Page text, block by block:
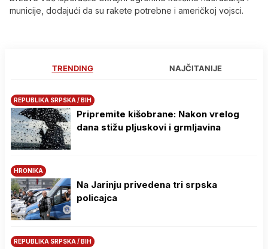
municije, dodajući da su rakete potrebne i američkoj vojsci.
TRENDING NAJČITANIJE
REPUBLIKA SRPSKA / BIH
Pripremite kišobrane: Nakon vrelog
dana stižu pljuskovi i grmljavina
HRONIKA
Na Јarinju privedena tri srpska
policajca
REPUBLIKA SRPSKA / BIH